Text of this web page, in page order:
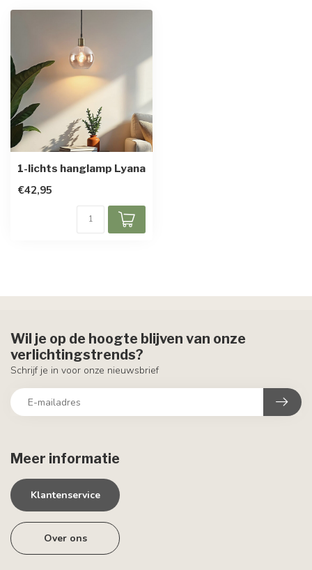
1-lichts hanglamp Lyana
€42,95
Meer informatie
Klantenservice
Over ons
Wil je op de hoogte blijven van onze
verlichtingstrends?
Schrijf je in voor onze nieuwsbrief